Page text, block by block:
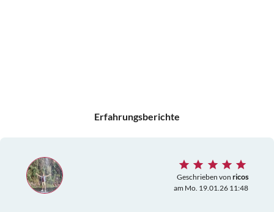
Erfahrungsberichte
Geschrieben von ricos
am Mo. 19.01.26 11:48